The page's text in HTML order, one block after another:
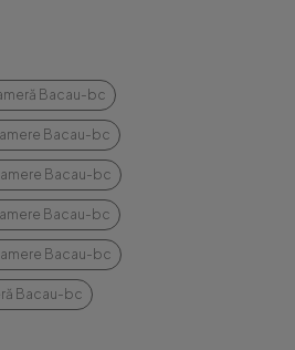
Bacau-bc
Bacau-bc
Bacau-bc
Bacau-bc
Bacau-bc
Bacau-bc